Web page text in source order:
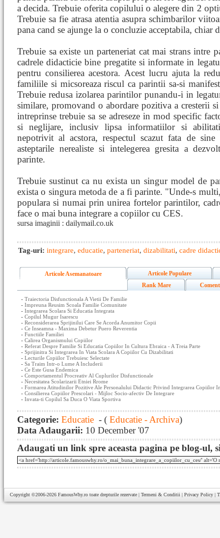
a decida. Trebuie oferita copilului o alegere din 2
Trebuie sa fie atrasa atentia asupra schimbarilor
pana cand se ajunge la o concluzie acceptabila, chiar
Trebuie sa existe un parteneriat cat mai strans
cadrele didacticie bine pregatite si informate in
pentru consilierea acestora. Acest lucru ajuta la
familiile si micsoreaza riscul ca parintii sa-si
Trebuie redusa izolarea parintilor punandu-i in
similare, promovand o abordare pozitiva a cresterii
intreprinse trebuie sa se adreseze in mod specific
si neglijare, inclusiv lipsa informatiilor si
nepotrivit al acstora, respectul scazut fata de
asteptarile nerealiste si intelegerea gresita a
parinte.
Trebuie sustinut ca nu exista un singur model de
exista o singura metoda de a fi parinte. "Unde-s
populara si numai prin unirea fortelor parintilor,
face o mai buna integrare a copiilor cu CES.
sursa imaginii : dailymail.co.uk
Tag-uri: integrare, educatie, parteneriat, dizabilitati, cadre
Articole Asemanatoare
Articole Populare
Rank Mare
- Traiectoria Disfunctionala A Vietii De Familie
- Impreuna Reusim Scoala Familie Comunitate
- Integrarea Scolara Si Educatia Integrata
- Copilul Mugur Isarescu
- Reconsiderarea Sprijinilui Care Se Acorda Anumitor Copii
- Ce Inseamna - Maxima Debetur Puero Reverentia
- Functiile Familiei
- Calirea Organismului Copiilor
- Referat Despre Familie Si Educatia Copiilor In Cultura Ebraica - A Treia Parte
- Sprijinitra Si Integrarea In Viata Scolara A Copiilor Cu Dizabilitati
- Lecturile Copiilor Trebuiesc Selectate
- Sa Traim Intr-o Lume A Includerii
- Ce Este Gusa Endemica
- Comportamentul Procreativ Al Cuplurilor Disfunctionale
- Necesitatea Scolarizarii Etniei Rrome
- Formarea Atitudinilor Pozitive Ale Personalului Didactic Privind Integrarea Copiilor
- Consilierea Copiilor Prescolari - Mijloc Socio-afectiv De Integrare
- Invata-ti Copilul Sa Duca O Viata Sportiva
Categorie: Educatie - ( Educatie - Archiva)
Data Adaugarii: 10 December '07
Adaugati un link spre aceasta pagina pe blog-ul,
Copyright ©2006-2026 FamousWhy.ro toate drepturile rezervate | Termeni & Conditii | Privacy Policy |